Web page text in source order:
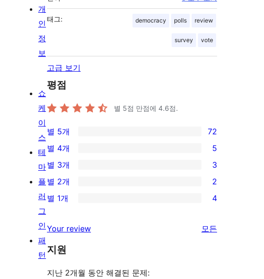
태그: democracy polls review
survey vote
고급 보기
평점
별 5점 만점에 4.6점.
72/5-
별
점
후
기
별 5개 72
5/4-
별
점
후
별 4개 5
3/3-
별
점
기
별 3개 3
2/2-
별
후
기
별 2개 2
4/1-
점
후
별 1개 4
Your review 모든
지원
지난 2개월 동안 해결된 문제:
개
인
정
보
쇼
케
이
스
테
마
플
러
그
인
패
턴